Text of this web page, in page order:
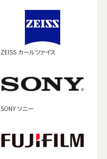
ZEISS カールツァイス
SONY ソニー